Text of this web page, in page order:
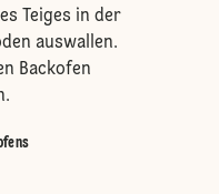
Teiges in der
auswallen.
Backofen